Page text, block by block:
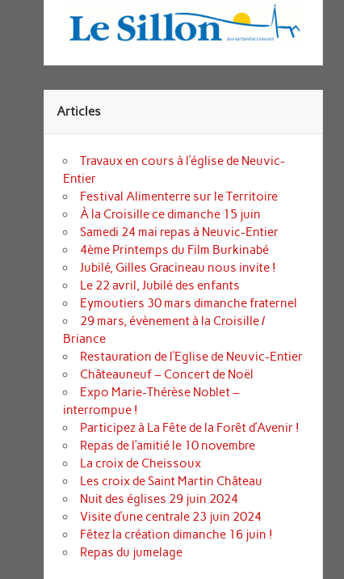
Articles
Travaux en cours à l’église de Neuvic-
Entier
Festival Alimenterre sur le Territoire
À la Croisille ce dimanche 15 juin
Samedi 24 mai repas à Neuvic-Entier
4ème Printemps du Film Burkinabé
Jubilé, Gilles Gracineau nous invite !
Le 22 avril, Jubilé des enfants
Eymoutiers 30 mars dimanche fraternel
29 mars, évènement à la Croisille /
Briance
Restauration de l’Eglise de Neuvic-Entier
Châteauneuf – Concert de Noël
Expo Marie-Thérèse Noblet –
interrompue !
Participez à La Fête de la Forêt d’Avenir !
Repas de l’amitié le 10 novembre
La croix de Cheissoux
Les croix de Saint Martin Château
Nuit des églises 29 juin 2024
Visite d’une centrale 23 juin 2024
Fêtez la création dimanche 16 juin !
Repas du jumelage